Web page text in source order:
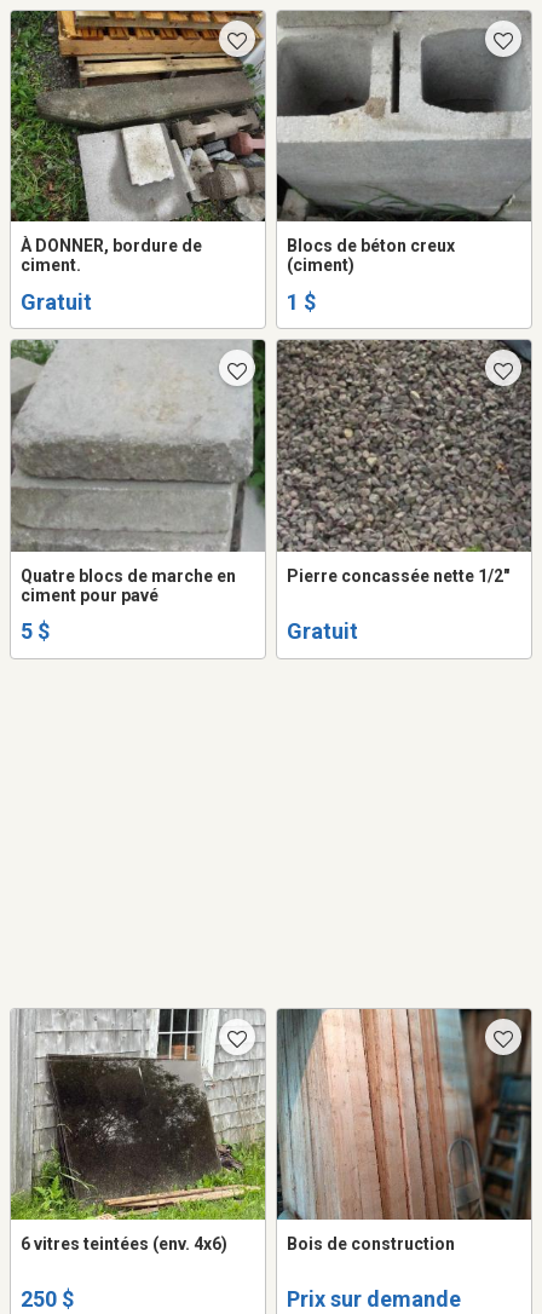
À DONNER, bordure de
ciment.
Gratuit
Blocs de béton creux
(ciment)
1 $
Quatre blocs de marche en
ciment pour pavé
5 $
Pierre concassée nette 1/2"
Gratuit
6 vitres teintées (env. 4x6)
250 $
Bois de construction
Prix sur demande